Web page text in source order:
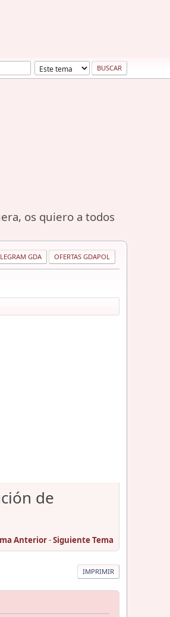
os quiero a todos
GDA OFERTAS GDAPOL
de
Anterior-Siguiente Tema
IMPRIMIR